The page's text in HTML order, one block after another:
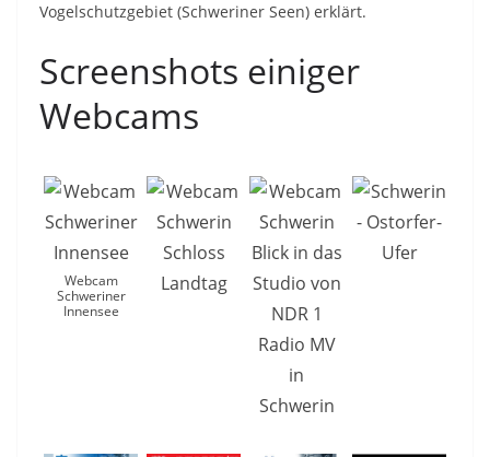
Vogelschutzgebiet (Schweriner Seen) erklärt.
Screenshots einiger
Webcams
Webcam
Schweriner
Innensee